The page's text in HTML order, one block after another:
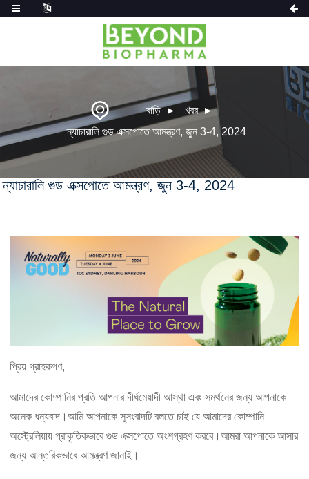
বাড়ি
খবর
ন্যাচারালি গুড এক্সপোতে আমন্ত্রণ, জুন 3-4, 2024
ন্যাচারালি গুড এক্সপোতে আমন্ত্রণ, জুন 3-4, 2024
প্রিয় গ্রাহকগণ,
আমাদের কোম্পানির প্রতি আপনার দীর্ঘমেয়াদী আস্থা এবং সমর্থনের জন্য আপনাকে
অনেক ধন্যবাদ।আমি আপনাকে সুসংবাদটি বলতে চাই যে আমাদের কোম্পানি
অস্ট্রেলিয়ায় প্রাকৃতিকভাবে গুড এক্সপোতে অংশগ্রহণ করবে।আমরা আপনাকে আসার
জন্য আন্তরিকভাবে আমন্ত্রণ জানাই।